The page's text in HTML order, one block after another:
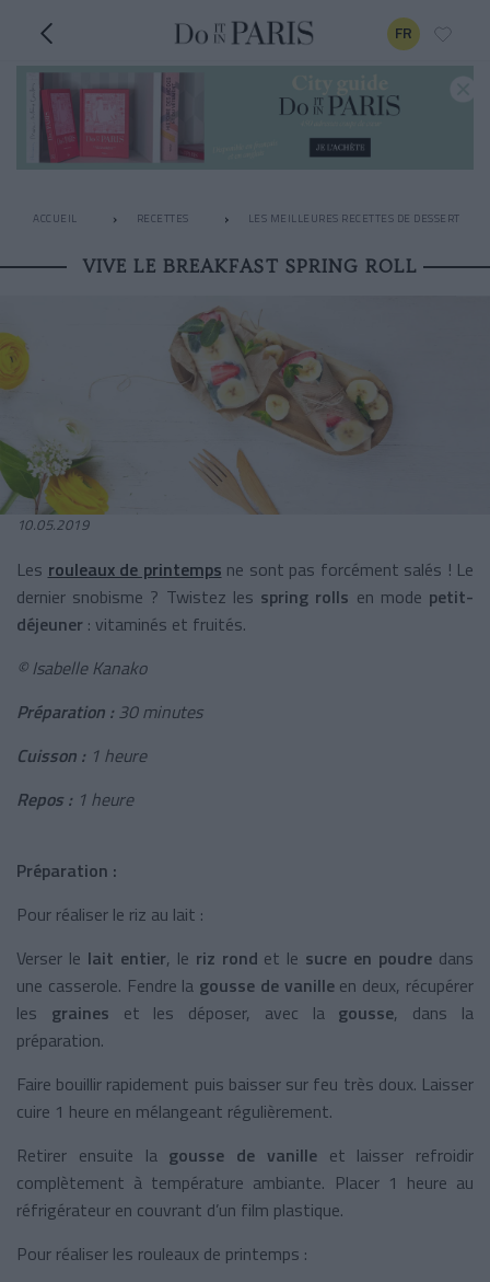
FR
ACCUEIL RECETTES LES MEILLEURES RECETTES DE DESSERT
VIVE LE BREAKFAST SPRING ROLL
10.05.2019
Les rouleaux de printemps ne sont pas forcément salés ! Le
dernier snobisme ? Twistez les spring rolls en mode petit-
déjeuner : vitaminés et fruités.
© Isabelle Kanako
Préparation :30 minutes
Cuisson : 1 heure
Repos :1 heure
Préparation :
Pour réaliser le riz au lait :
Verser le lait entier, le riz rond et le sucre en poudre dans
une casserole. Fendre la gousse de vanilleen deux, récupérer
les graines et les déposer, avec la gousse, dans la
préparation.
Faire bouillir rapidement puis baisser sur feu très doux. Laisser
cuire 1 heure en mélangeant régulièrement.
Retirer ensuite la gousse de vanille et laisser refroidir
complètement à température ambiante. Placer 1 heure au
réfrigérateur en couvrant d’un film plastique.
Pour réaliser les rouleaux de printemps :